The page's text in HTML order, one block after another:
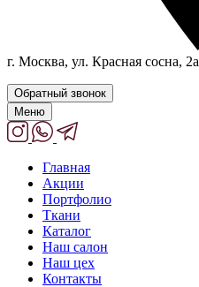
г. Москва, ул. Красная сосна, 2а
Обратный звонок
Меню
Главная
Акции
Портфолио
Ткани
Каталог
Наш салон
Наш цех
Контакты